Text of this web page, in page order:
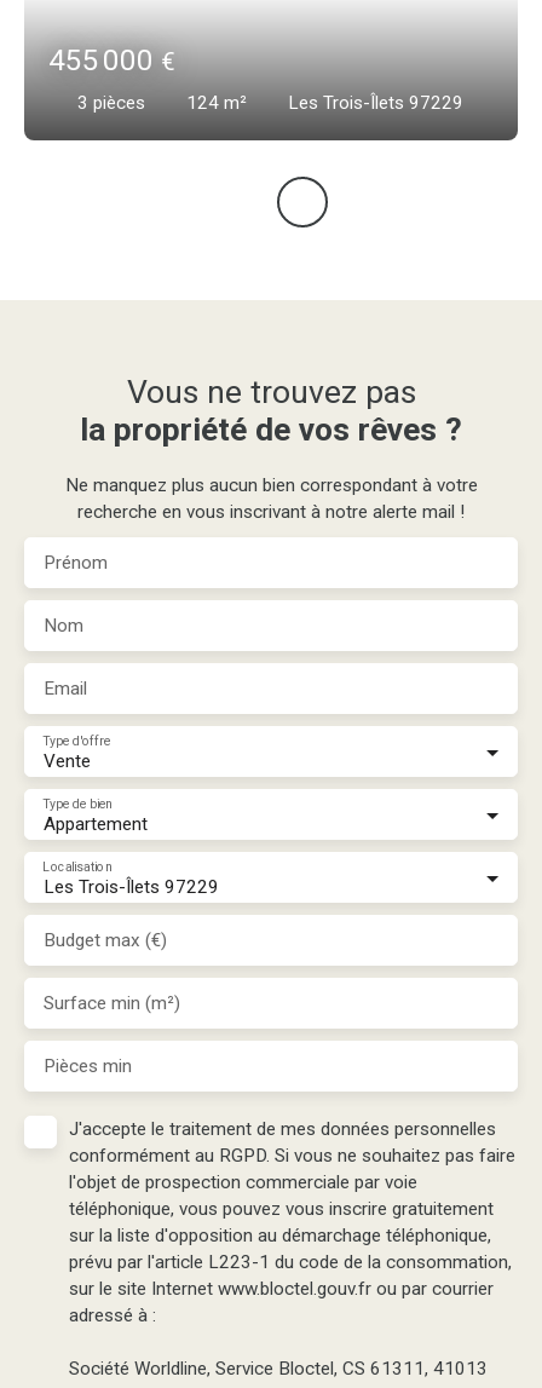
455 000€
3 pièces 124 m² Les Trois-Îlets 97229
Vous ne trouvez pas
la propriété de vos rêves ?
Ne manquez plus aucun bien correspondant à votre
recherche en vous inscrivant à notre alerte mail !
Prénom
Nom
Email
Vente
Type d'offre
Appartement
Type de bien
Les Trois-Îlets 97229
Localisation
Budget max (€)
Surface min (m²)
Pièces min
J'accepte le traitement de mes données personnelles
conformément au RGPD. Si vous ne souhaitez pas faire
l'objet de prospection commerciale par voie
téléphonique, vous pouvez vous inscrire gratuitement
sur la liste d'opposition au démarchage téléphonique,
prévu par l'article L223-1 du code de la consommation,
sur le site Internet www.bloctel.gouv.fr ou par courrier
adressé à :
Société Worldline, Service Bloctel, CS 61311, 41013